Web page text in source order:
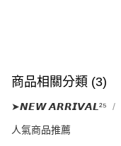
商品相關分類 (3)
➤𝙉𝙀𝙒 𝘼𝙍𝙍𝙄𝙑𝘼𝙇²⁵
人氣商品推薦